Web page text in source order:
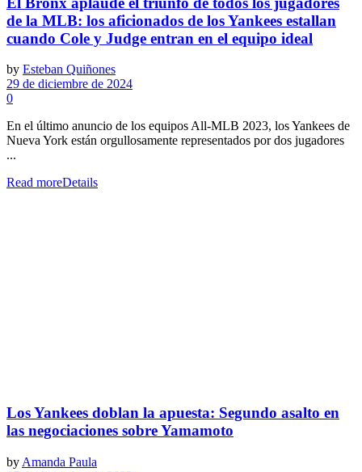
de la MLB: los aficionados de los Yankees estallan
cuando Cole y Judge entran en el equipo ideal
by Esteban Quiñones
29 de diciembre de 2024
0
En el último anuncio de los equipos All-MLB 2023, los Yankees de
Nueva York están orgullosamente representados por dos jugadores
...
Read moreDetails
Los Yankees doblan la apuesta: Segundo asalto en
las negociaciones sobre Yamamoto
by Amanda Paula